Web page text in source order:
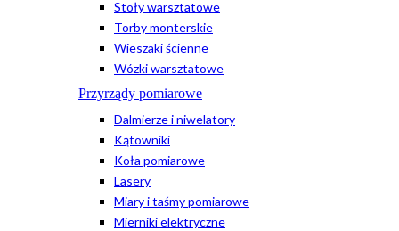
Stoły warsztatowe
Torby monterskie
Wieszaki ścienne
Wózki warsztatowe
Przyrządy pomiarowe
Dalmierze i niwelatory
Kątowniki
Koła pomiarowe
Lasery
Miary i taśmy pomiarowe
Mierniki elektryczne